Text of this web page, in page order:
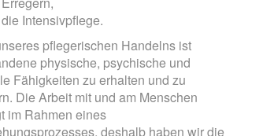
die Intensivpflege.
pflegerischen Handelns ist
physische, psychische und
Fähigkeiten zu erhalten und zu
Die Arbeit mit und am Menschen
im Rahmen eines
deshalb haben wir die